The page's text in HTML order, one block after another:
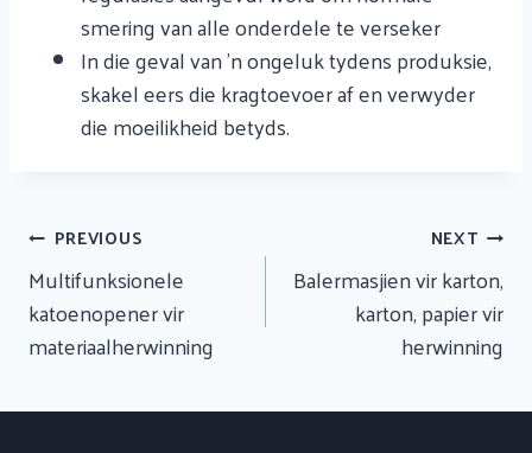
smering van alle onderdele te verseker
In die geval van 'n ongeluk tydens produksie,
skakel eers die kragtoevoer af en verwyder
die moeilikheid betyds.
Artikel
Navigasie
PREVIOUS
Multifunksionele
katoenopener vir
materiaalherwinning
NEXT
Balermasjien vir karton,
karton, papier vir
herwinning